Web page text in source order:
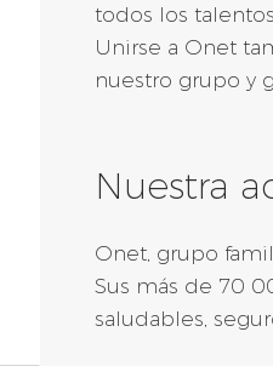
todos los
Unirse a Onet
nuestro grupo y
Nuestra
Onet, grupo
Sus más de 70
saludables,